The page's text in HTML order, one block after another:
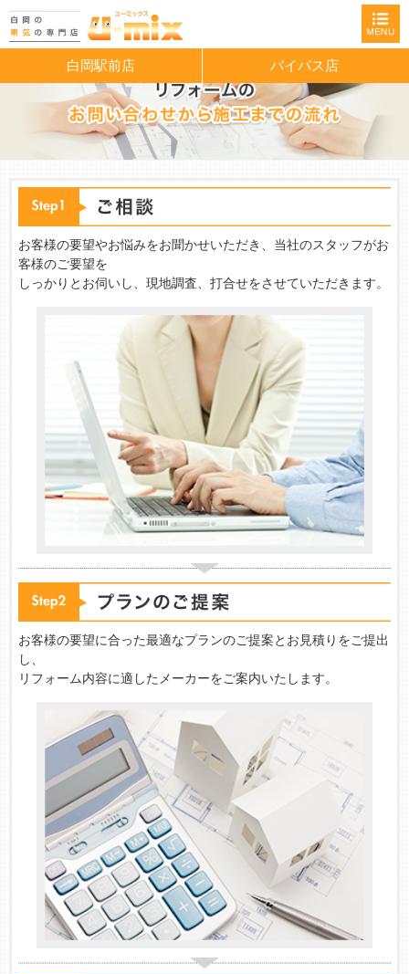
白岡駅前店 バイパス店
お客様の要望やお悩みをお聞かせいただき、当社のスタッフがお
客様のご要望を
しっかりとお伺いし、現地調査、打合せをさせていただきます。
お客様の要望に合った最適なプランのご提案とお見積りをご提出
し、
リフォーム内容に適したメーカーをご案内いたします。